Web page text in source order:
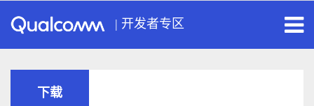
| 开发者专区
下载